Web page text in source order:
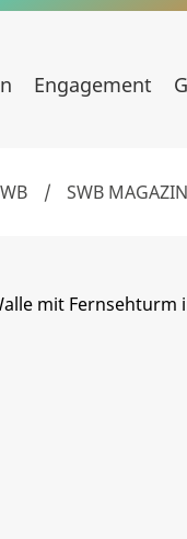
Engagement
/ SWB MAGAZIN